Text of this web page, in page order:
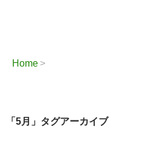
Home
「5月」タグアーカイブ